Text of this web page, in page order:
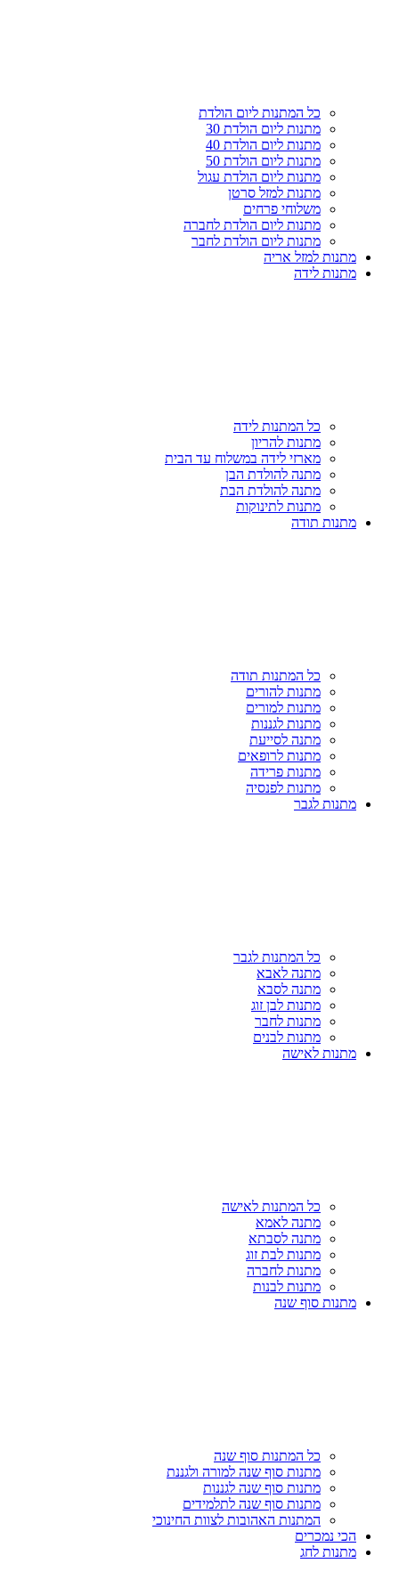
כל המתנות ליום הולדת
מתנות ליום הולדת 30
מתנות ליום הולדת 40
מתנות ליום הולדת 50
מתנות ליום הולדת עגול
מתנות למזל סרטן
משלוחי פרחים
מתנות ליום הולדת לחברה
מתנות ליום הולדת לחבר
מתנות למזל אריה
מתנות לידה
כל המתנות לידה
מתנות להריון
מארזי לידה במשלוח עד הבית
מתנה להולדת הבן
מתנה להולדת הבת
מתנות לתינוקות
מתנות תודה
כל המתנות תודה
מתנות להורים
מתנות למורים
מתנות לגננות
מתנה לסייעת
מתנות לרופאים
מתנות פרידה
מתנות לפנסיה
מתנות לגבר
כל המתנות לגבר
מתנה לאבא
מתנה לסבא
מתנות לבן זוג
מתנות לחבר
מתנות לבנים
מתנות לאישה
כל המתנות לאישה
מתנה לאמא
מתנה לסבתא
מתנות לבת זוג
מתנות לחברה
מתנות לבנות
מתנות סוף שנה
כל המתנות סוף שנה
מתנות סוף שנה למורה ולגננת
מתנות סוף שנה לגננות
מתנות סוף שנה לתלמידים
המתנות האהובות לצוות החינוכי
הכי נמכרים
מתנות לחג